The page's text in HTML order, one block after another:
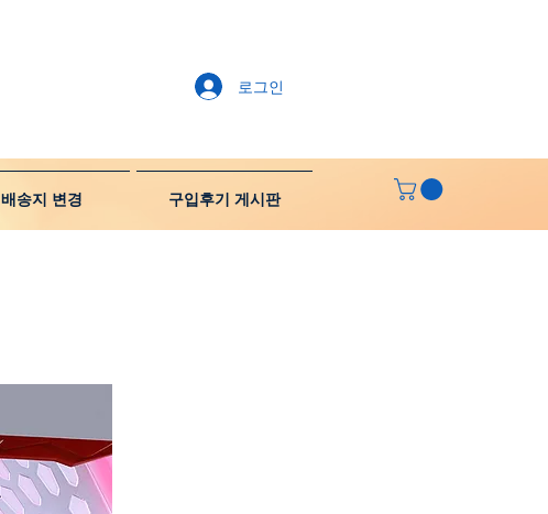
배송지 변경 구입후기 게시판
로그인